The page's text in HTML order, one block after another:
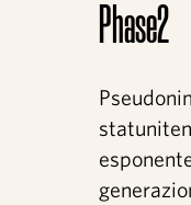
Phase2